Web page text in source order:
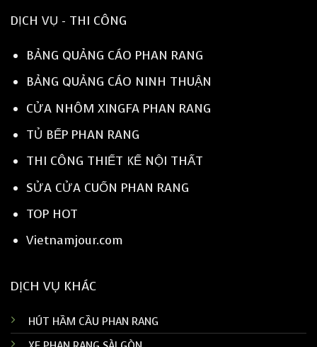
DỊCH VỤ - THI CÔNG
BẢNG QUẢNG CÁO PHAN RANG
BẢNG QUẢNG CÁO NINH THUẬN
CỬA NHÔM XINGFA PHAN RANG
TỦ BẾP PHAN RANG
THI CÔNG THIẾT KẾ NỘI THẤT
SỬA CỬA CUỐN PHAN RANG
TOP HOT
Vietnamjour.com
DỊCH VỤ KHÁC
HÚT HẦM CẦU PHAN RANG